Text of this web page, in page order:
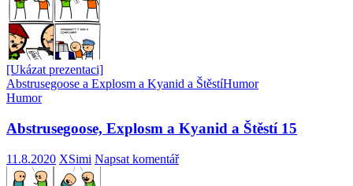
[Ukázat prezentaci]
Abstrusegoose a Explosm a Kyanid a ŠtěstíHumor
Humor
Abstrusegoose, Explosm a Kyanid a Štěstí 15
11.8.2020 XSimi Napsat komentář